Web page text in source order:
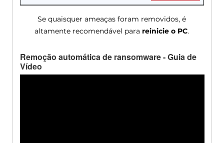
Se quaisquer ameaças foram removidos, é
altamente recomendável para reinicie o PC.
Remoção automática de ransomware - Guia de
Vídeo